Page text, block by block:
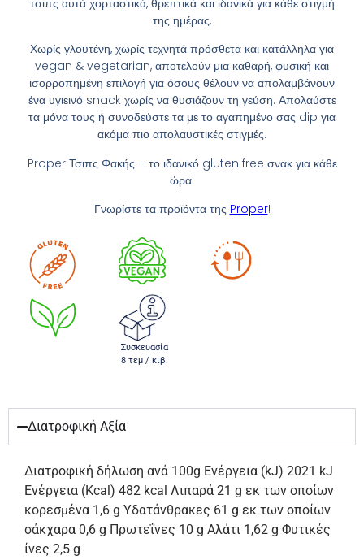
της ημέρας.
Χωρίς γλουτένη, χωρίς τεχνητά πρόσθετα και κατάλληλα για
vegan & vegetarian, αποτελούν μια καθαρή, φυσική και
ισορροπημένη επιλογή για όσους θέλουν να απολαμβάνουν
ένα υγιεινό snack χωρίς να θυσιάζουν τη γεύση. Απολαύστε
τα μόνα τους ή συνοδεύστε τα με το αγαπημένο σας dip για
ακόμα πιο απολαυστικές στιγμές.
Proper Τσιπς Φακής – το ιδανικό gluten free σνακ για κάθε
ώρα!
Γνωρίστε τα προϊόντα της Proper!
Συσκευασία
8 τεμ / κιβ.
Διατροφική Αξία
Διατροφική δήλωση ανά 100g Ενέργεια (kJ) 2021 kJ
Ενέργεια (Kcal) 482 kcal Λιπαρά 21 g εκ των οποίων
κορεσμένα 1,6 g Υδατάνθρακες 61 g εκ των οποίων
σάκχαρα 0,6 g Πρωτεΐνες 10 g Αλάτι 1,62 g Φυτικές
ίνες 2,5 g